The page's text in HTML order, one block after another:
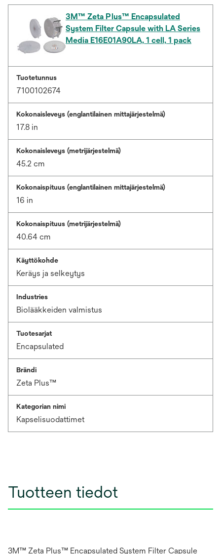
3M™ Zeta Plus™ Encapsulated
System Filter Capsule with LA Series
Media E16E01A90LA, 1 cell, 1 pack
Tuotetunnus
7100102674
Kokonaisleveys (englantilainen mittajärjestelmä)
17.8 in
Kokonaisleveys (metrijärjestelmä)
45.2 cm
Kokonaispituus (englantilainen mittajärjestelmä)
16 in
Kokonaispituus (metrijärjestelmä)
40.64 cm
Käyttökohde
Keräys ja selkeytys
Industries
Biolääkkeiden valmistus
Tuotesarjat
Encapsulated
Brändi
Zeta Plus™
Kategorian nimi
Kapselisuodattimet
Tuotteen tiedot
3M™ Zeta Plus™ Encapsulated System Filter Capsule